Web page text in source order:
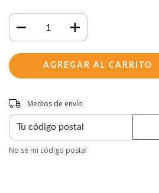
Entregas para el CP:
Medios de envío
No sé mi código postal